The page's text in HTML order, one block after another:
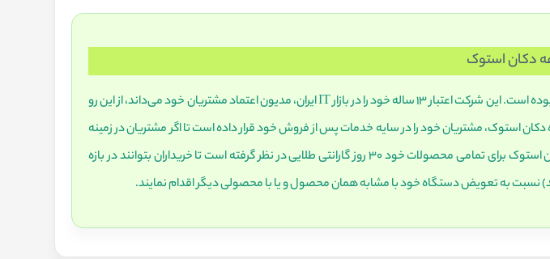
دکان استوک
هدف فروشگاه دکان استوک از ابتدا تا به امروز ارائه محصولات اورجینال و رضایت‌مندی مشتریان خود بوده است. این شرکت اعتبار 13 ساله خود را در بازار IT ایران، مدیون اعتماد مشتریان خود می‌داند، از این رو
استوک، مشتریان خود را در سایه خدمات پس از فروش خود قرار داده است تا اگر مشتریان در زمینه
محصول خریداری شده خود با مسائلی روبرو شدند، جوابگوی مسائل پیش‌آمده باشد. مجموعه دکان استوک برای تمامی محصولات خود 30 روز گارانتی طلایی در نظر گرفته است تا خریداران بتوانند در بازه
به تعویض دستگاه خود با مشابه همان محصول و یا با محصولی دیگر اقدام نمایند.